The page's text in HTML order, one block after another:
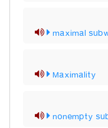
maximal
Maximality
nonempty